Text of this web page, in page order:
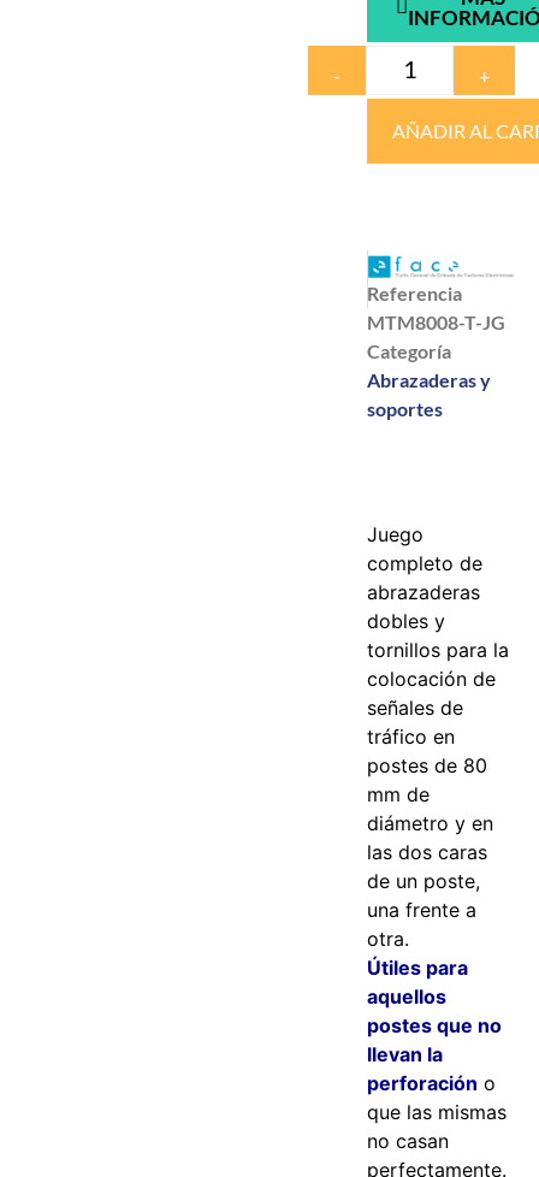
- +
AÑADIR AL
Referencia
MTM8008-T-JG
Categoría
Abrazaderas y
soportes
Juego
completo de
abrazaderas
dobles y
tornillos para la
colocación de
señales de
tráfico en
postes de 80
mm de
diámetro y en
las dos caras
de un poste,
una frente a
otra.
Útiles para
aquellos
postes que no
llevan la
perforación o
que las mismas
no casan
perfectamente.